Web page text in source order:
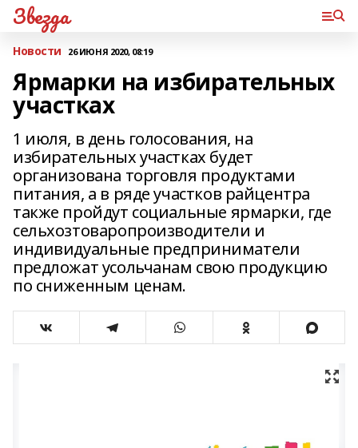
Звезда
Новости 26 ИЮНЯ 2020, 08:19
Ярмарки на избирательных
участках
1 июля, в день голосования, на
избирательных участках будет
организована торговля продуктами
питания, а в ряде участков райцентра
также пройдут социальные ярмарки, где
сельхозтоваропроизводители и
индивидуальные предприниматели
предложат усольчанам свою продукцию
по сниженным ценам.